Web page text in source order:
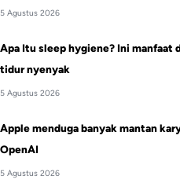
5 Agustus 2026
Apa Itu sleep hygiene? Ini manfaat
tidur nyenyak
5 Agustus 2026
Apple menduga banyak mantan
OpenAI
5 Agustus 2026